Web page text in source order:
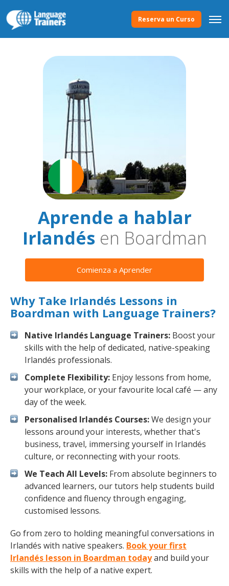
Reserva un Curso
Aprende a hablar
Irlandésen Boardman
Comienza a Aprender
Why Take Irlandés Lessons in
Boardman with Language Trainers?
Native Irlandés Language Trainers: Boost your
skills with the help of dedicated, native-speaking
Irlandés professionals.
Complete Flexibility: Enjoy lessons from home,
your workplace, or your favourite local café — any
day of the week.
Personalised Irlandés Courses:We design your
lessons around your interests, whether that's
business, travel, immersing yourself in Irlandés
culture, or reconnecting with your roots.
We Teach All Levels: From absolute beginners to
advanced learners, our tutors help students build
confidence and fluency through engaging,
customised lessons.
Go from zero to holding meaningful conversations in
Irlandés with native speakers. Book your first
Irlandés lesson in Boardman todayand build your
skills with the help of a native expert.